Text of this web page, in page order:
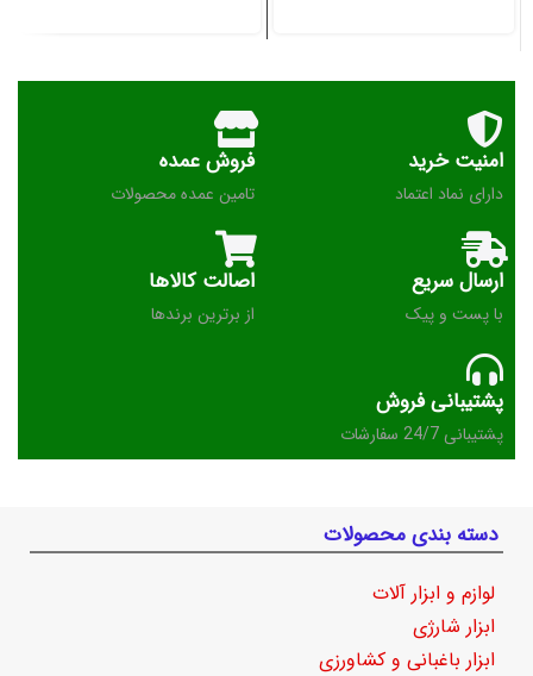
امنیت خرید
دارای نماد اعتماد
فروش عمده
تامین عمده محصولات
ارسال سریع
با پست و پیک
اصالت کالاها
از برترین برندها
پشتیبانی فروش
پشتیبانی 24/7 سفارشات
دسته بندی محصولات
لوازم و ابزار آلات
ابزار شارژی
ابزار باغبانی و کشاورزی